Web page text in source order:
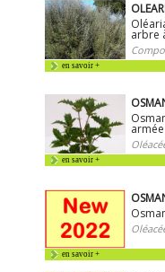
arbre
en savoir +
armée
en savoir +
en savoir +